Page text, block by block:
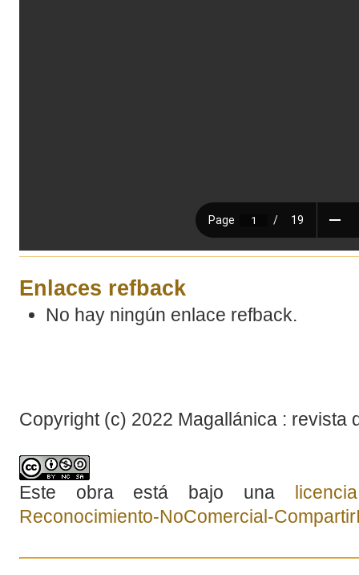
Enlaces refback
No hay ningún enlace refback.
Copyright (c) 2022 Magallánica : revista
Este obra está bajo una
Reconocimiento-NoComercial-